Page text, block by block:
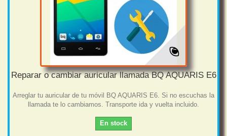
Reparar o cambiar auricular llamada BQ AQUARIS E6
Arreglar tu auricular de tu móvil BQ AQUARIS E6. Si no escuchas la
llamada te lo cambiamos. Transporte ida y vuelta incluido.
En stock